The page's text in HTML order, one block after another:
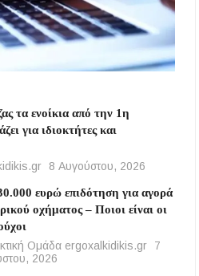
τα ενοίκια από την 1η
για ιδιοκτήτες και
8 Αυγούστου, 2026
ευρώ επιδότηση για αγορά
οχήματος – Ποιοι είναι οι
Ομάδα ergoxalkidikis.gr
7
2026